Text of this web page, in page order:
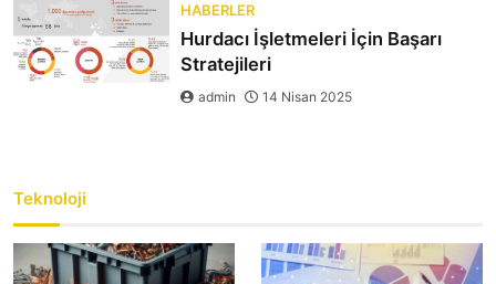
HABERLER
Hurdacı İşletmeleri İçin Başarı
Stratejileri
admin 14 Nisan 2025
Teknoloji